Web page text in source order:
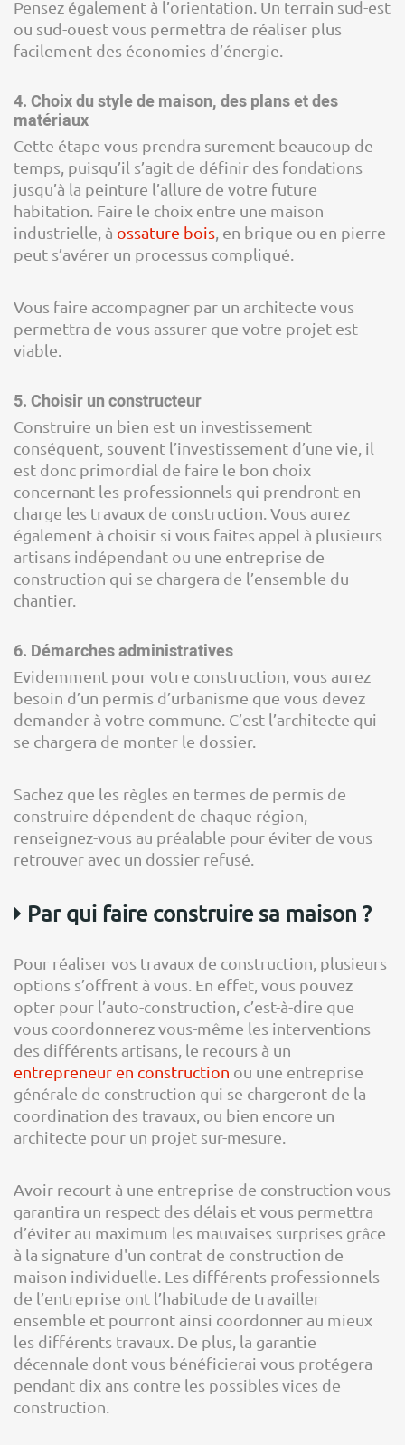
Pensez également à l’orientation. Un terrain sud-est
ou sud-ouest vous permettra de réaliser plus
facilement des économies d’énergie.
4. Choix du style de maison, des plans et des
matériaux
Cette étape vous prendra surement beaucoup de
temps, puisqu’il s’agit de définir des fondations
jusqu’à la peinture l’allure de votre future
habitation. Faire le choix entre une maison
industrielle, à ossature bois , en brique ou en pierre
peut s’avérer un processus compliqué.
Vous faire accompagner par un architecte vous
permettra de vous assurer que votre projet est
viable.
5. Choisir un constructeur
Construire un bien est un investissement
conséquent, souvent l’investissement d’une vie, il
est donc primordial de faire le bon choix
concernant les professionnels qui prendront en
charge les travaux de construction. Vous aurez
également à choisir si vous faites appel à plusieurs
artisans indépendant ou une entreprise de
construction qui se chargera de l’ensemble du
chantier.
6. Démarches administratives
Evidemment pour votre construction, vous aurez
besoin d’un permis d’urbanisme que vous devez
demander à votre commune. C’est l’architecte qui
se chargera de monter le dossier.
Sachez que les règles en termes de permis de
construire dépendent de chaque région,
renseignez-vous au préalable pour éviter de vous
retrouver avec un dossier refusé.
Par qui faire construire sa maison ?
Pour réaliser vos travaux de construction, plusieurs
options s’offrent à vous. En effet, vous pouvez
opter pour l’auto-construction, c’est-à-dire que
vous coordonnerez vous-même les interventions
des différents artisans, le recours à un
entrepreneur en construction ou une entreprise
générale de construction qui se chargeront de la
coordination des travaux, ou bien encore un
architecte pour un projet sur-mesure.
Avoir recourt à une entreprise de construction vous
garantira un respect des délais et vous permettra
d’éviter au maximum les mauvaises surprises grâce
à la signature d'un contrat de construction de
maison individuelle. Les différents professionnels
de l’entreprise ont l’habitude de travailler
ensemble et pourront ainsi coordonner au mieux
les différents travaux. De plus, la garantie
décennale dont vous bénéficierai vous protégera
pendant dix ans contre les possibles vices de
construction.